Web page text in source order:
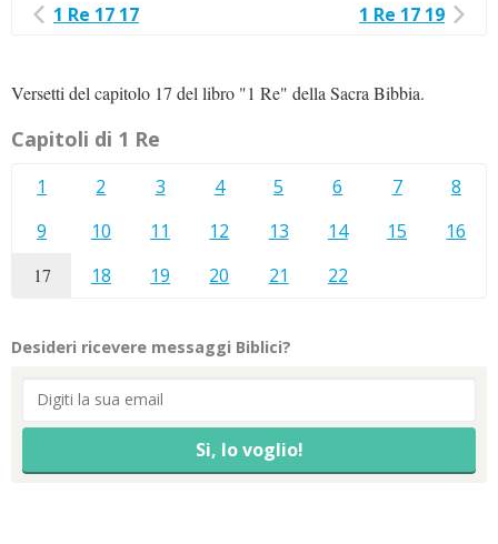
1 Re 17 17 1 Re 17 19
Versetti del capitolo 17 del libro "1 Re" della Sacra Bibbia.
Capitoli di 1 Re
1 2 3 4 5 6 7
8
9
10 11 12 13 14 15 16
17 18 19 20 21 22
Desideri ricevere messaggi Biblici?